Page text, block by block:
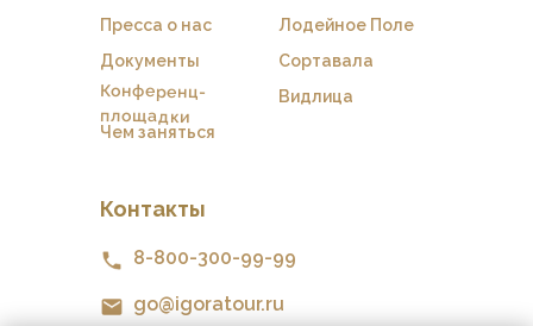
Контакты
Чем заняться
Конференц-
площадки
Документы
Пресса о нас
8-800-300-99-99
Видлица
Сортавала
Лодейное Поле
go@igoratour.ru